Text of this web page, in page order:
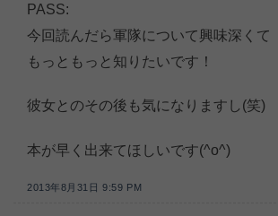
PASS:
今回読んだら軍隊について興味深くて
もっともっと知りたいです！
彼女とのその後も気になりますし(笑)
本が早く出来てほしいです(^o^)
2013年8月31日 9:59 PM